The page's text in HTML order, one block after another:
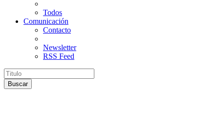
Todos
Comunicación
Contacto
Newsletter
RSS Feed
Buscar